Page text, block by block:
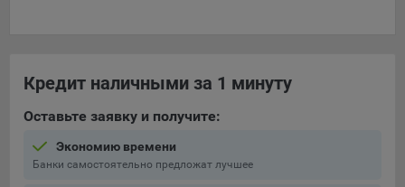
используются для обеспечения работы некоторых
предпочтений пользователя, в том числе имени
повторных прохождений опросов пользователями.
Кредит наличными за 1 минуту
Оставьте заявку и получите:
Экономию времени
Банки самостоятельно предложат лучшее